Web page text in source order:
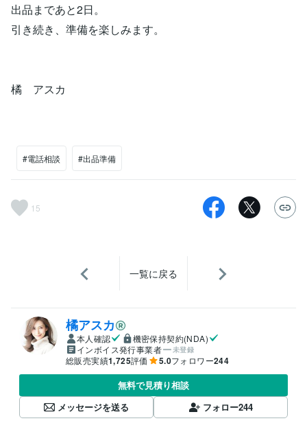
出品まであと2日。
引き続き、準備を楽しみます。
橘 アスカ
#電話相談 #出品準備
15
一覧に戻る
橘アスカ
本人確認
機密保持契約(NDA)
インボイス発行事業者
未登録
総販売実績1,725評価 5.0フォロワー244
無料で見積り相談
メッセージを送る
フォロー244